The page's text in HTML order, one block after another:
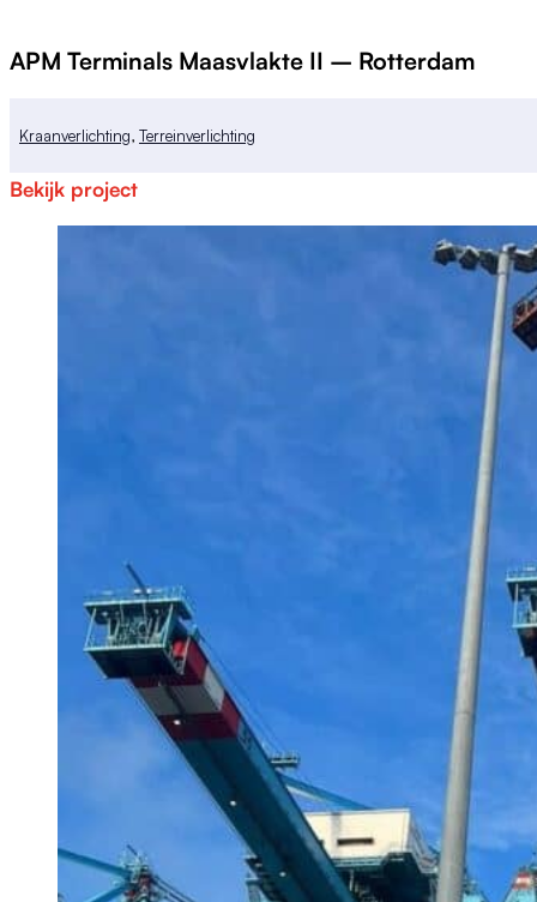
APM Terminals Maasvlakte II – Rotterdam
Kraanverlichting, Terreinverlichting
Bekijk project